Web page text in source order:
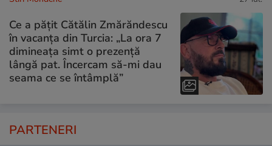
Ce a pățit Cătălin Zmărăndescu
în vacanța din Turcia: „La ora 7
dimineața simt o prezență
lângă pat. Încercam să-mi dau
seama ce se întâmplă”
PARTENERI